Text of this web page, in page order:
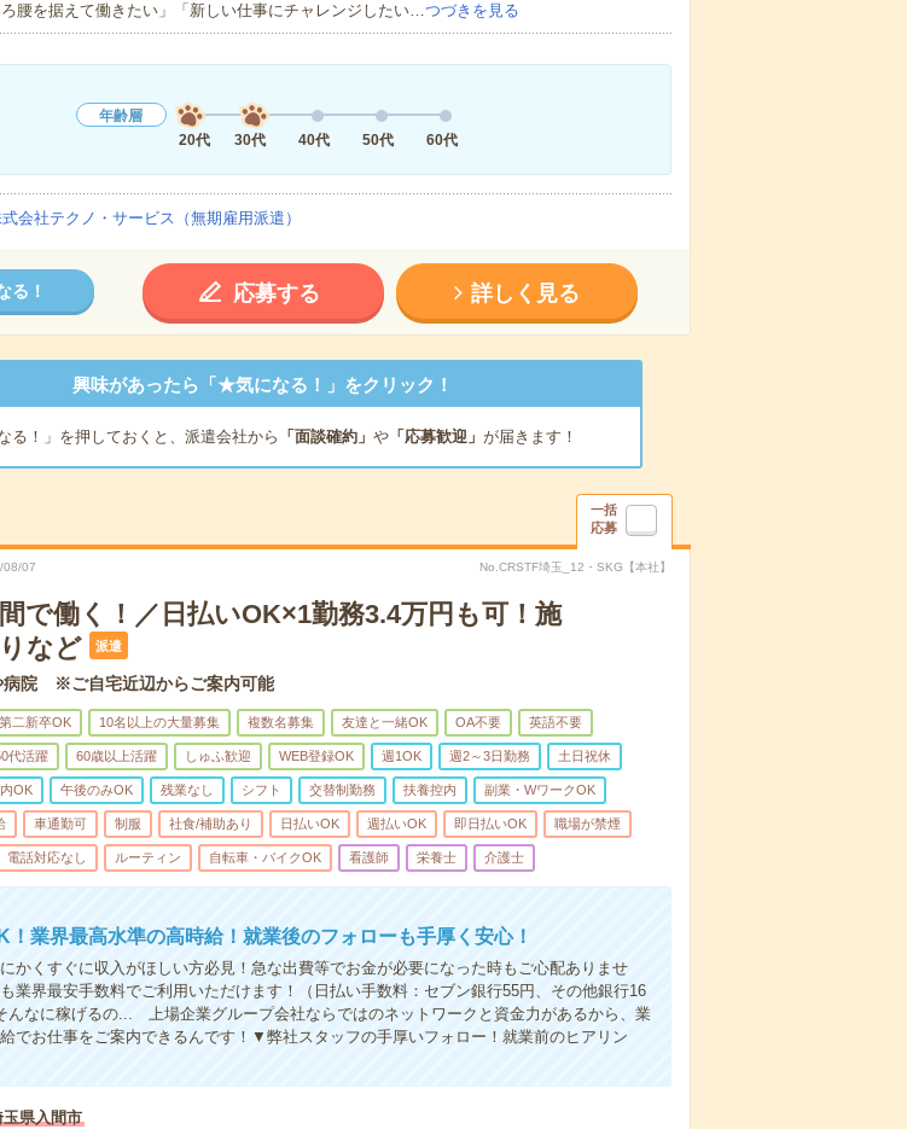
腰を据えて働きたい」「新しい仕事にチャレンジしたい…つづきを見る
年齢層
20代
30代 40代 50代 60代
会社テクノ・サービス（無期雇用派遣）
る！ 応募する 詳しく見る
興味があったら「★気になる！」をクリック！
る！」を押しておくと、派遣会社から 「面談確約」 や「応募歓迎」 が届きます！
一括
応募
08/07 No.CRSTF埼玉_12・SKG【本社】
で働く！／日払いOK×1勤務3.4万円も可！施
など
派遣
病院 ※ご自宅近辺からご案内可能
二新卒OK 10名以上の大量募集 複数名募集 友達と一緒OK OA不要 英語不要
代活躍 60歳以上活躍 しゅふ歓迎 WEB登録OK 週1OK 週2～3日勤務 土日祝休
OK 午後のみOK 残業なし シフト 交替制勤務 扶養控内 副業・WワークOK
車通勤可 制服 社食/補助あり 日払いOK 週払いOK 即日払いOK 職場が禁煙
電話対応なし ルーティン 自転車・バイクOK 看護師 栄養士 介護士
！業界最高水準の高時給！就業後のフォローも手厚く安心！
かくすぐに収入がほしい方必見！急な出費等でお金が必要になった時もご心配ありませ
業界最安手数料でご利用いただけます！（日払い手数料：セブン銀行55円、その他銀行16
なに稼げるの... 上場企業グループ会社ならではのネットワークと資金力があるから、業
でお仕事をご案内できるんです！▼弊社スタッフの手厚いフォロー！就業前のヒアリン
玉県入間市